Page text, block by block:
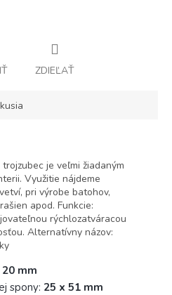
ZDIEĽAŤ
je veľmi žiadaným
Využitie nájdeme
pri výrobe batohov,
apod. Funkcie:
rýchlozatváracou
Alternatívny názov:
20 mm
spony: 25 x 51 mm